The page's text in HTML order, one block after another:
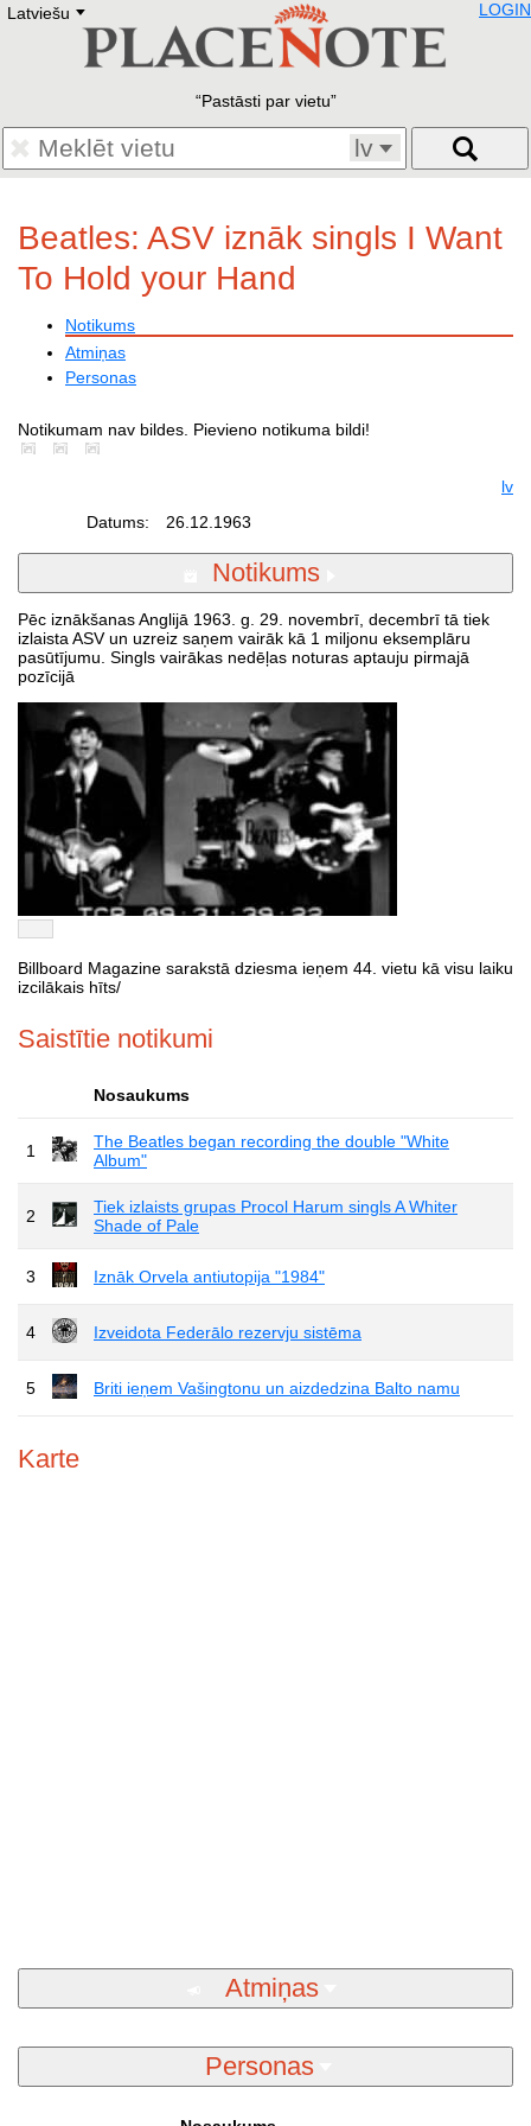
Latviešu E
Deutsch
Francais
Polski
Eestikeelne
LOGIN
Pastāsti par vietu
lv
Beatles: ASV iznāk singls I Want
To Hold your Hand
Notikums
Atmiņas
Personas
Notikumam nav bildes. Pievieno notikuma bildi!
lv
Datums:
26.12.1963
Notikums
Pēc iznākšanas Anglijā 1963. g. 29. novembrī, decembrī tā tiek
izlaista ASV un uzreiz saņem vairāk kā 1 miljonu eksemplāru
pasūtījumu. Singls vairākas nedēļas noturas aptauju pirmajā
pozīcijā
Billboard Magazine sarakstā dziesma ieņem 44. vietu kā visu laiku
izcilākais hīts/
Saistītie notikumi
Nosaukums
1
The Beatles began recording the double "White
Album"
2
Tiek izlaists grupas Procol Harum singls A Whiter
Shade of Pale
3 Iznāk Orvela antiutopija "1984"
4 Izveidota Federālo rezervju sistēma
5 Briti ieņem Vašingtonu un aizdedzina Balto namu
Karte
Atmiņas
Personas